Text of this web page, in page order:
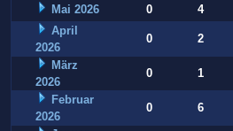
Mai 2026 0 4
April
2026
0 2
März
2026
0 1
Februar
2026
0 6